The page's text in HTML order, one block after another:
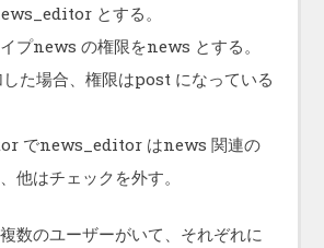
とする。
プnews の権限をnews とする。
た場合、権限はpost になっている
でnews_editor はnews 関連の
他はチェックを外す。
数のユーザーがいて、それぞれに